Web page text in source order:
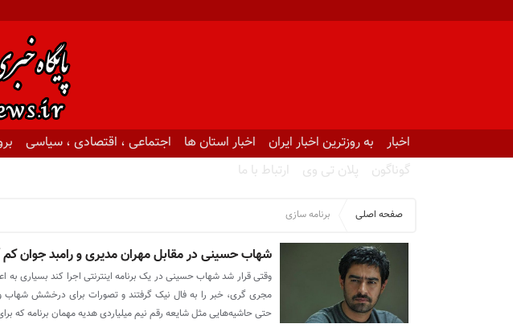
اخبار به روزترین اخبار ایران اخبار استان ها اجتماعی ، اقتصادی ، سیاسی
گوناگون
پلان تی وی ارتباط با ما
صفحه اصلی برنامه سازی
شهاب حسینی در مقابل مهران مدیری و رامبد جوان کم
وقتی قرار شد شهاب حسینی در یک برنامه اینترنتی اجرا کند بسیاری به
مجری گری، خبر را به فال نیک گرفتند و تصورات برای درخشش شهاب
حتی حاشیه‌هایی مثل شایعه رقم نیم میلیاردی هدیه مهمان برنامه که